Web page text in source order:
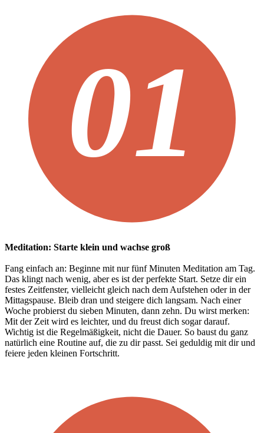
Meditation: Starte klein und wachse groß
Fang einfach an: Beginne mit nur fünf Minuten Meditation am Tag.
Das klingt nach wenig, aber es ist der perfekte Start. Setze dir ein
festes Zeitfenster, vielleicht gleich nach dem Aufstehen oder in der
Mittagspause. Bleib dran und steigere dich langsam. Nach einer
Woche probierst du sieben Minuten, dann zehn. Du wirst merken:
Mit der Zeit wird es leichter, und du freust dich sogar darauf.
Wichtig ist die Regelmäßigkeit, nicht die Dauer. So baust du ganz
natürlich eine Routine auf, die zu dir passt. Sei geduldig mit dir und
feiere jeden kleinen Fortschritt.